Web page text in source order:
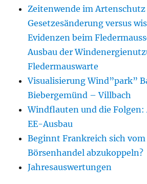
Zeitenwende im
Gesetzesänderung versus
Evidenzen beim
Ausbau der
Fledermauswarte
Visualisierung Wind”park”
Biebergemünd – Villbach
Windflauten und die Folgen:
EE-Ausbau
Beginnt Frankreich sich vom
Börsenhandel abzukoppeln?
Jahresauswertungen